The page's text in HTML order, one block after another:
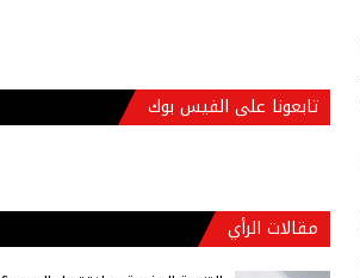
تابعونا على الفيس بوك
مقالات الرأي